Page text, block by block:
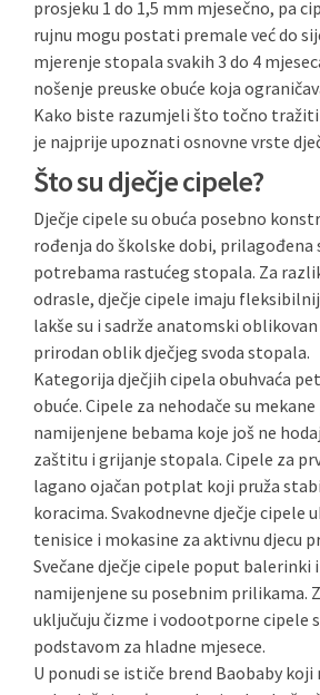
prosjeku 1 do 1,5 mm mjesečno, pa
rujnu mogu postati premale već do
mjerenje stopala svakih 3 do 4
nošenje preuske obuće koja
Kako biste razumjeli što točno
je najprije upoznati osnovne vrste
Što su dječje cipele?
Dječje cipele su obuća posebno
rođenja do školske dobi, prilagođena
potrebama rastućeg stopala. Za
odrasle, dječje cipele imaju
lakše su i sadrže anatomski
prirodan oblik dječjeg svoda stopala.
Kategorija dječjih cipela obuhvaća
obuće. Cipele za nehodače su mekane
namijenjene bebama koje još ne
zaštitu i grijanje stopala. Cipele za
lagano ojačan potplat koji pruža
koracima. Svakodnevne dječje cipele
tenisice i mokasine za aktivnu djecu
Svečane dječje cipele poput balerinki
namijenjene su posebnim prilikama.
uključuju čizme i vodootporne cipele
podstavom za hladne mjesece.
U ponudi se ističe brend Baobaby koji